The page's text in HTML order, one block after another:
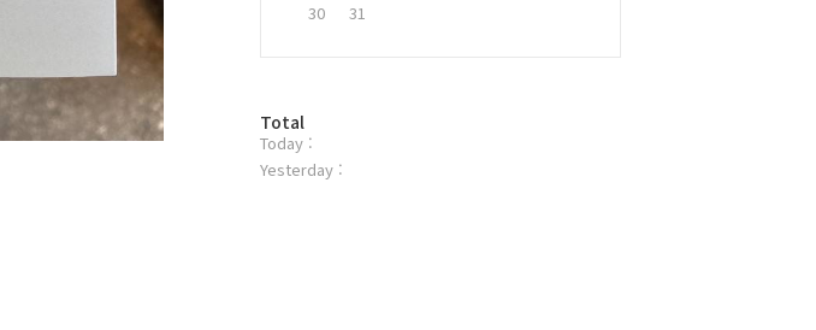
30
31
방
문
자
Total
Today :
Yesterday :